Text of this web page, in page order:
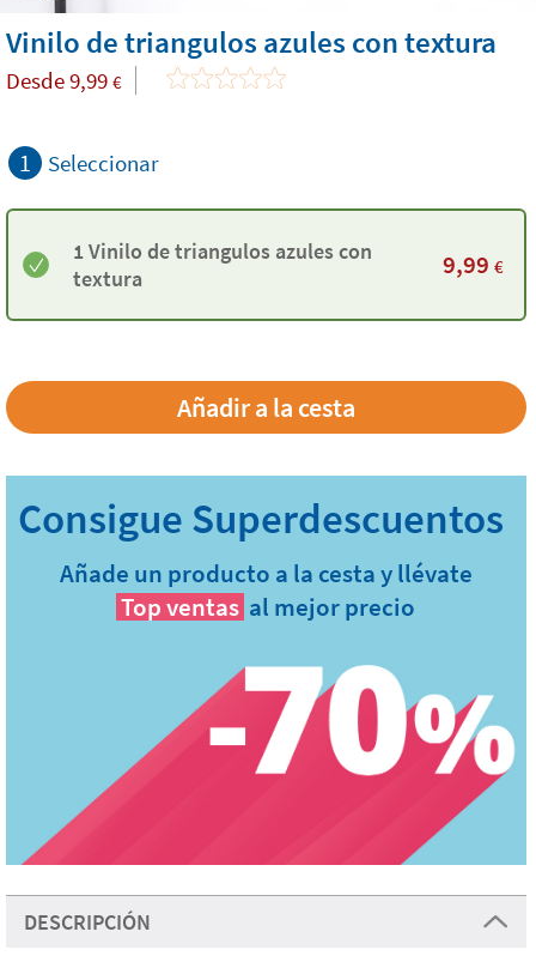
Vinilo de triangulos azules con textura
Desde9,99 €
1 Seleccionar
1 Vinilo de triangulos azules con
textura
9,99 €
Añade un producto a la cesta y llévate
Top ventas al mejor precio
DESCRIPCIÓN